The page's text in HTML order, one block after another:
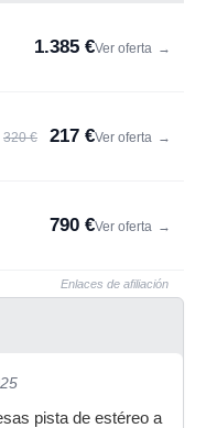
1.385 €Ver oferta →
320 € 217 €Ver oferta →
790 €Ver oferta →
Enlaces de afiliación
pista de estéreo a